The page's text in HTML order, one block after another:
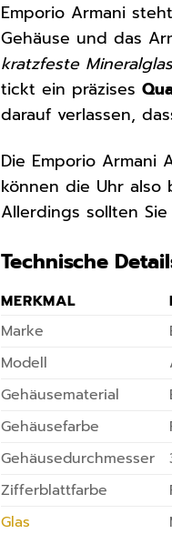
Emporio Armani
Gehäuse und das
kratzfeste
tickt ein präzises
darauf verlassen,
Die Emporio Armani
können die Uhr also
Allerdings sollten
Technische
MERKMAL
Marke
Modell
Gehäusematerial
Gehäusefarbe
Gehäusedurchmesser
Zifferblattfarbe
Glas